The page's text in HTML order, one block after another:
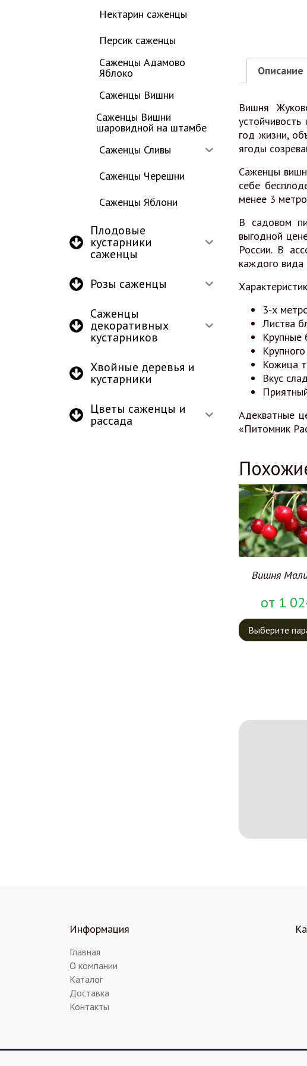
Нектарин саженцы
Персик саженцы
Саженцы Адамово
Яблоко
Саженцы Вишни
Саженцы Вишни
шаровидной на штамбе
Саженцы Сливы
Саженцы Черешни
Саженцы Яблони
Плодовые
кустарники
саженцы
Розы саженцы
Саженцы
декоративных
кустарников
Хвойные деревья и
кустарники
Цветы саженцы и
рассада
Описание
Вишня
год жизни,
ягоды
Саженцы
себе
менее 3
В садовом
выгодной
России. В
каждого вида
3-х
Листва
Крупные
Кожица
Вкус
Адекватные
«Питомник
Вишня
от 1
Выберите
Информация
Главная
О компании
Каталог
Доставка
Контакты